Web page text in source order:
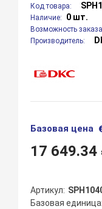
Код товара:
Наличие: 0 шт.
Возможность
Производитель:
Базовая цена
17
Артикул
Базовая единица